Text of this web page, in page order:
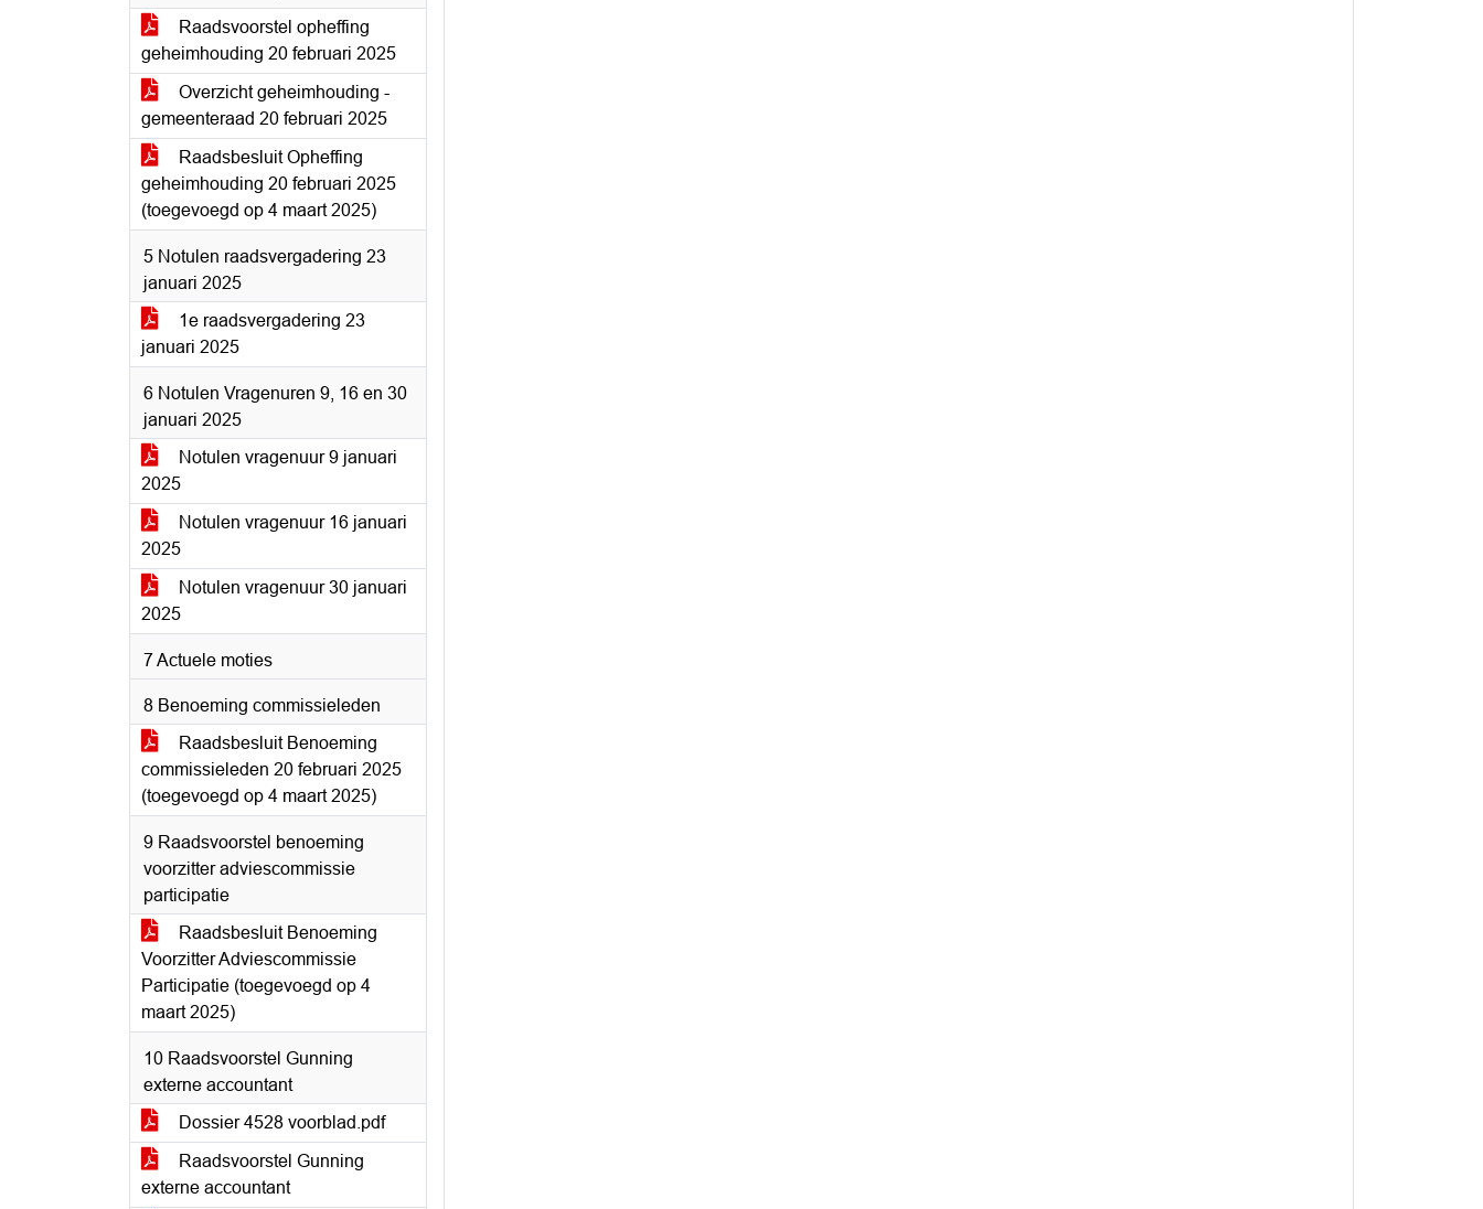
Raadsvoorstel opheffing
geheimhouding 20 februari 2025
Overzicht geheimhouding -
gemeenteraad 20 februari 2025
Raadsbesluit Opheffing
geheimhouding 20 februari 2025
(toegevoegd op 4 maart 2025)
5 Notulen raadsvergadering 23
januari 2025
1e raadsvergadering 23
januari 2025
6 Notulen Vragenuren 9, 16 en 30
januari 2025
Notulen vragenuur 9 januari
2025
Notulen vragenuur 16 januari
2025
Notulen vragenuur 30 januari
2025
7 Actuele moties
8 Benoeming commissieleden
Raadsbesluit Benoeming
commissieleden 20 februari 2025
(toegevoegd op 4 maart 2025)
9 Raadsvoorstel benoeming
voorzitter adviescommissie
participatie
Raadsbesluit Benoeming
Voorzitter Adviescommissie
Participatie (toegevoegd op 4
maart 2025)
10 Raadsvoorstel Gunning
externe accountant
Dossier 4528 voorblad.pdf
Raadsvoorstel Gunning
externe accountant